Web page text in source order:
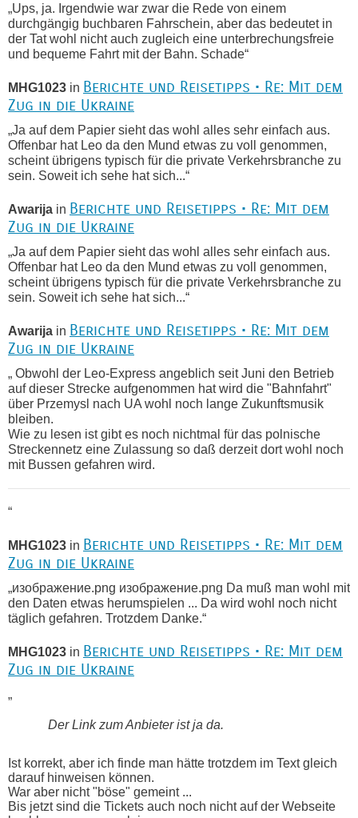
„Ups, ja. Irgendwie war zwar die Rede von einem
durchgängig buchbaren Fahrschein, aber das bedeutet in
der Tat wohl nicht auch zugleich eine unterbrechungsfreie
und bequeme Fahrt mit der Bahn. Schade“
MHG1023 in Berichte und Reisetipps • Re: Mit dem
Zug in die Ukraine
„Ja auf dem Papier sieht das wohl alles sehr einfach aus.
Offenbar hat Leo da den Mund etwas zu voll genommen,
scheint übrigens typisch für die private Verkehrsbranche zu
sein. Soweit ich sehe hat sich...“
Awarija in Berichte und Reisetipps • Re: Mit dem
Zug in die Ukraine
„Ja auf dem Papier sieht das wohl alles sehr einfach aus.
Offenbar hat Leo da den Mund etwas zu voll genommen,
scheint übrigens typisch für die private Verkehrsbranche zu
sein. Soweit ich sehe hat sich...“
Awarija in Berichte und Reisetipps • Re: Mit dem
Zug in die Ukraine
„ Obwohl der Leo-Express angeblich seit Juni den Betrieb
auf dieser Strecke aufgenommen hat wird die "Bahnfahrt"
über Przemysl nach UA wohl noch lange Zukunftsmusik
bleiben.
Wie zu lesen ist gibt es noch nichtmal für das polnische
Streckennetz eine Zulassung so daß derzeit dort wohl noch
mit Bussen gefahren wird.
“
MHG1023 in Berichte und Reisetipps • Re: Mit dem
Zug in die Ukraine
„изображение.png изображение.png Da muß man wohl mit
den Daten etwas herumspielen ... Da wird wohl noch nicht
täglich gefahren. Trotzdem Danke.“
MHG1023 in Berichte und Reisetipps • Re: Mit dem
Zug in die Ukraine
„
Der Link zum Anbieter ist ja da.
Ist korrekt, aber ich finde man hätte trotzdem im Text gleich
darauf hinweisen können.
War aber nicht "böse" gemeint ...
Bis jetzt sind die Tickets auch noch nicht auf der Webseite